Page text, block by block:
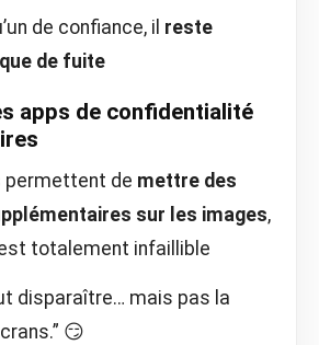
de confiance, il reste
de fuite
apps de confidentialité
permettent de mettre des
sur les images,
totalement infaillible
disparaître… mais pas la
😏